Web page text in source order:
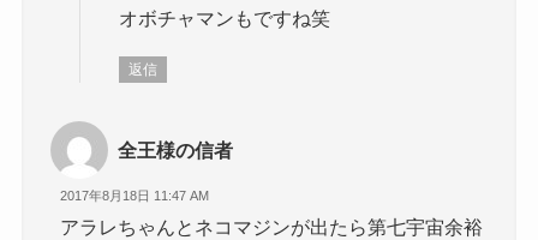
オボチャマンもですね笑
返信
全王様の信者
2017年8月18日 11:47 AM
アラレちゃんとネコマジンが出たら第七宇宙余裕